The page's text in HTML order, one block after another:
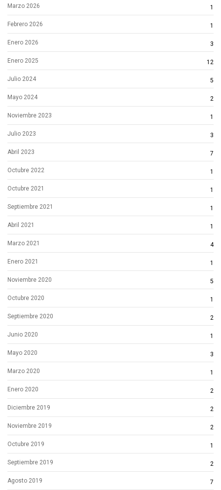
Marzo 2026 1
Febrero 2026 1
Enero 2026 3
Enero 2025 12
Julio 2024 5
Mayo 2024 2
Noviembre 2023 1
Julio 2023 3
Abril 2023 7
Octubre 2022 1
Octubre 2021 1
Septiembre 2021 1
Abril 2021 1
Marzo 2021 4
Enero 2021 1
Noviembre 2020 5
Octubre 2020 1
Septiembre 2020 2
Junio 2020 1
Mayo 2020 3
Marzo 2020 1
Enero 2020 2
Diciembre 2019 2
Noviembre 2019 2
Octubre 2019 1
Septiembre 2019 2
Agosto 2019 7